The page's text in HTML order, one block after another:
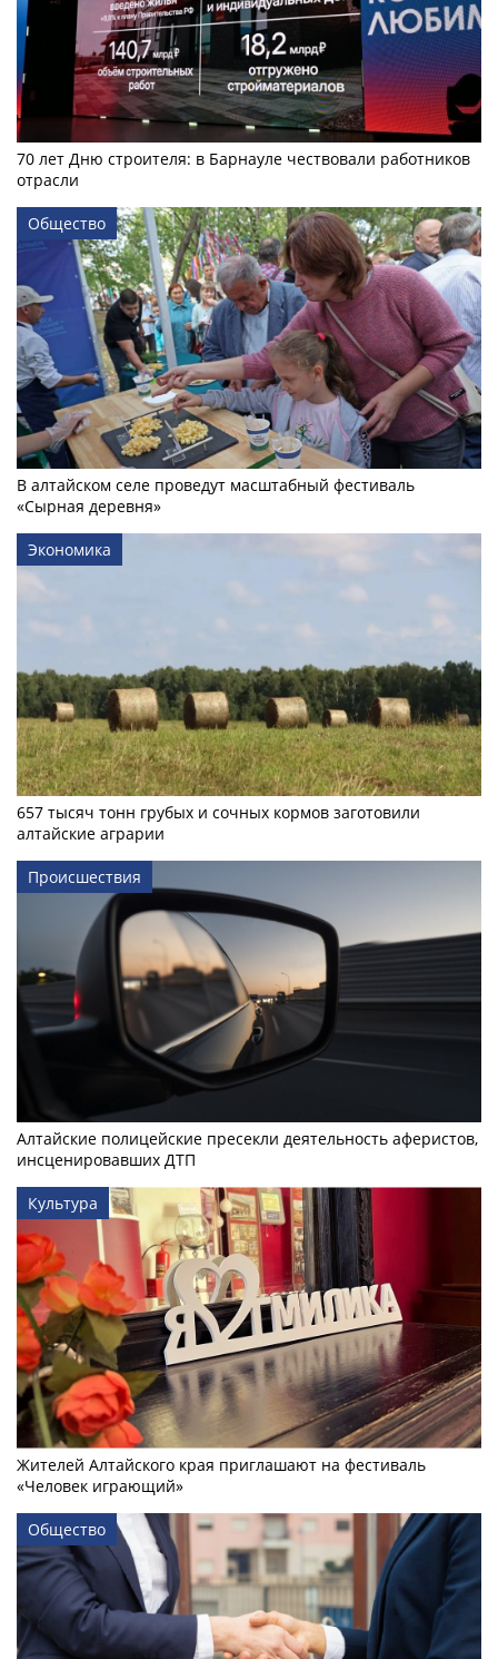
70 лет Дню строителя: в Барнауле чествовали работников
отрасли
Общество
В алтайском селе проведут масштабный фестиваль
«Сырная деревня»
Экономика
657 тысяч тонн грубых и сочных кормов заготовили
алтайские аграрии
Происшествия
Алтайские полицейские пресекли деятельность аферистов,
инсценировавших ДТП
Культура
Жителей Алтайского края приглашают на фестиваль
«Человек играющий»
Общество